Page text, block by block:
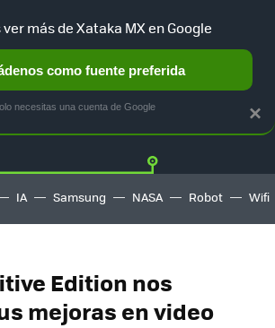
Twitter
IA Samsung NASA Robot Wifi
Edition nos
mejoras en video
×
ver más de Xataka MX en Google
como fuente preferida
necesitas una cuenta de Google